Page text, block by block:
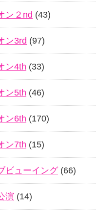
ン２nd (43)
ン3rd (97)
ン4th (33)
ン5th (46)
ン6th (170)
ン7th (15)
ビューイング(66)
演 (14)